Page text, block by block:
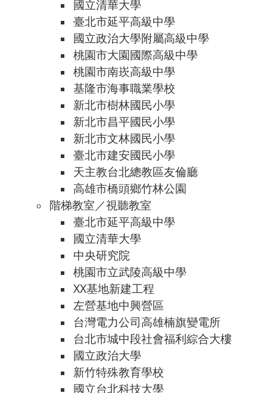
國立清華大學
臺北市延平高級中學
國立政治大學附屬高級中學
桃園市大園國際高級中學
桃園市南崁高級中學
基隆市海事職業學校
新北市樹林國民小學
新北市昌平國民小學
新北市文林國民小學
臺北市建安國民小學
天主教台北總教區友倫廳
高雄市橋頭鄉竹林公園
階梯教室／視聽教室
臺北市延平高級中學
國立清華大學
中央研究院
桃園市立武陵高級中學
XX基地新建工程
左營基地中興營區
台灣電力公司高雄楠旗變電所
台北市城中段社會福利綜合大樓
國立政治大學
新竹特殊教育學校
國立台北科技大學